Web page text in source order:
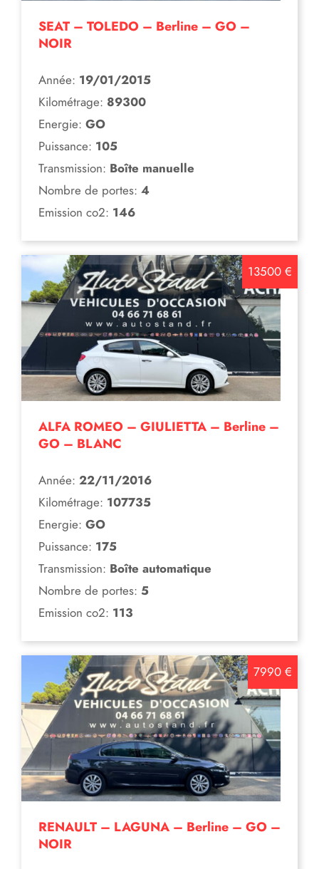
SEAT – TOLEDO – Berline – GO –
NOIR
Année: 19/01/2015
Kilométrage: 89300
Energie: GO
Puissance: 105
Transmission: Boîte manuelle
Nombre de portes: 4
Emission co2: 146
ALFA ROMEO – GIULIETTA – Berline –
GO – BLANC
13500 €
Année: 22/11/2016
Kilométrage: 107735
Energie: GO
Puissance: 175
Transmission: Boîte automatique
Nombre de portes: 5
Emission co2: 113
RENAULT – LAGUNA – Berline – GO –
NOIR
7990 €